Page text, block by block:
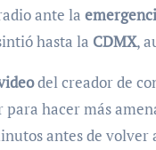
ante la
hasta la CDMX,
del creador de
para hacer más
antes de